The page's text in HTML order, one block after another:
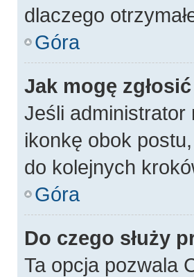
dlaczego
Góra
Jak mogę
Jeśli administrator
ikonkę obok
do kolejnych
Góra
Do czego służy
Ta opcja pozwala